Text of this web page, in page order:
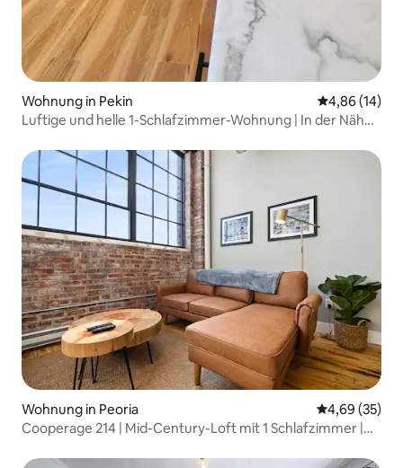
Wohnung in Pekin
4,86 (14)
Luftige und helle 1-Schlafzimmer-Wohnung | In der Nähe
Wohnung in Peoria
4,69 (35)
Cooperage 214 | Mid-Century-Loft mit 1 Schlafzimmer |